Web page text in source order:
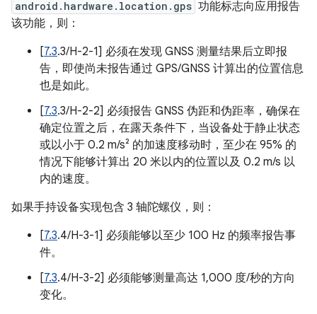
android.hardware.location.gps 功能标志向应用报告
该功能，则：
[7.3.3/H-2-1] 必须在发现 GNSS 测量结果后立即报
告，即使尚未报告通过 GPS/GNSS 计算出的位置信息
也是如此。
[7.3.3/H-2-2] 必须报告 GNSS 伪距和伪距率，确保在
确定位置之后，在露天条件下，当设备处于静止状态
或以小于 0.2 m/s² 的加速度移动时，至少在 95% 的
情况下能够计算出 20 米以内的位置以及 0.2 m/s 以
内的速度。
如果手持设备实现包含 3 轴陀螺仪，则：
[7.3.4/H-3-1] 必须能够以至少 100 Hz 的频率报告事
件。
[7.3.4/H-3-2] 必须能够测量高达 1,000 度/秒的方向
变化。